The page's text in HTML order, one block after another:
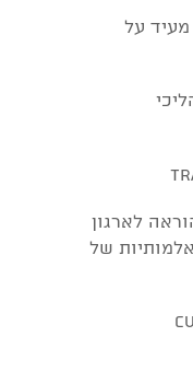
על
לארגון
של